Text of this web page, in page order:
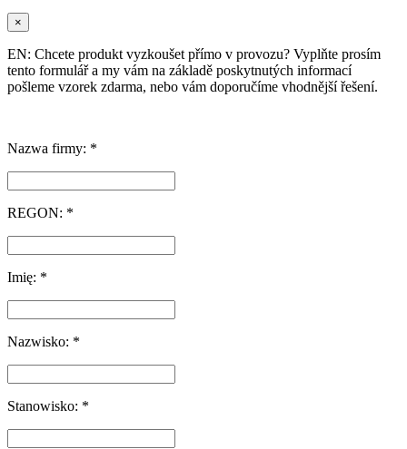
×
EN: Chcete produkt vyzkoušet přímo v provozu? Vyplňte prosím
tento formulář a my vám na základě poskytnutých informací
pošleme vzorek zdarma, nebo vám doporučíme vhodnější řešení.
Nazwa firmy: *
REGON: *
Imię: *
Nazwisko: *
Stanowisko: *